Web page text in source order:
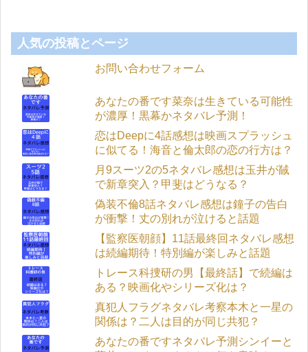
人気の投稿とページ
お問い合わせフォーム
あなたの番です菜奈は生きている可能性
が濃厚！黒幕かネタバレ予測！
恋はDeepに4話感想は映画スプラッシュ
に似てる！海音と倫太郎の恋の行方は？
月9スーツ2の5ネタバレ感想は玉井が馘
で新章突入？甲斐はどうなる？
偽装不倫8話ネタバレ感想は鐘子の告白
が衝撃！丈の別れが泣けると話題
【監察医朝顔】11話最終回ネタバレ感想
は続編期待！特別編が楽しみと話題
トレース科捜研の男【最終話】で続編は
ある？映画化やシリーズ化は？
真犯人フラグネタバレ考察本木と一星の
関係は？二人は目的が同じ共犯？
あなたの番ですネタバレ予測シンイーと